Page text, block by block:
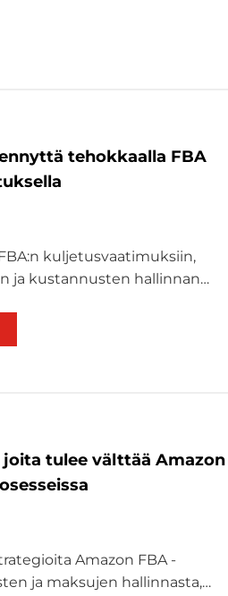
tehokkaalla FBA
kuljetusvaatimuksiin,
ja kustannusten hallinnan
ja hallita maksuja
joita tulee välttää Amazon
Amazon FBA -
ja maksujen hallinnasta,